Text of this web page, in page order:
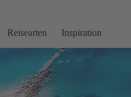
Reisearten Inspiration